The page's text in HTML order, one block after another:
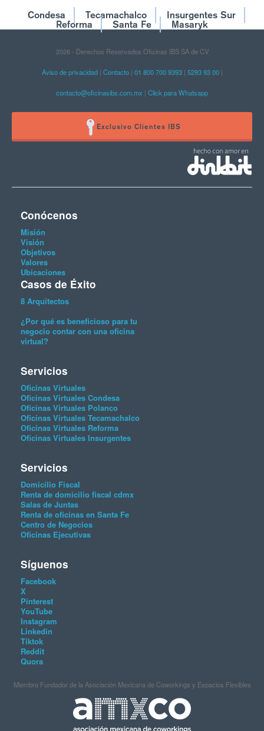
Condesa Tecamachalco
Insurgentes Sur
Reforma
Santa Fe Masaryk
2026 - Derechos Reservados Oficinas IBS SA de CV
Aviso de privacidad| Contacto| 01 800 700 9393 | 5293 93 00|
contacto@oficinasibs.com.mx | Click para Whatsapp
Exclusivo Clientes IBS
Conócenos
Misión
Visión
Objetivos
Valores
Ubicaciones
Casos de Éxito
8 Arquitectos
¿Por qué es beneficioso para tu
negocio contar con una oficina
virtual?
Servicios
Oficinas Virtuales
Oficinas Virtuales Condesa
Oficinas Virtuales Polanco
Oficinas Virtuales Tecamachalco
Oficinas Virtuales Reforma
Oficinas Virtuales Insurgentes
Servicios
Domicilio Fiscal
Renta de domicilio fiscal cdmx
Salas de Juntas
Renta de oficinas en Santa Fe
Centro de Negocios
Oficinas Ejecutivas
Síguenos
Facebook
X
Pinterest
YouTube
Instagram
Linkedin
Tiktok
Reddit
Quora
Miembro Fundador de la Asociación Mexicana de Coworkings y Espacios Flexibles